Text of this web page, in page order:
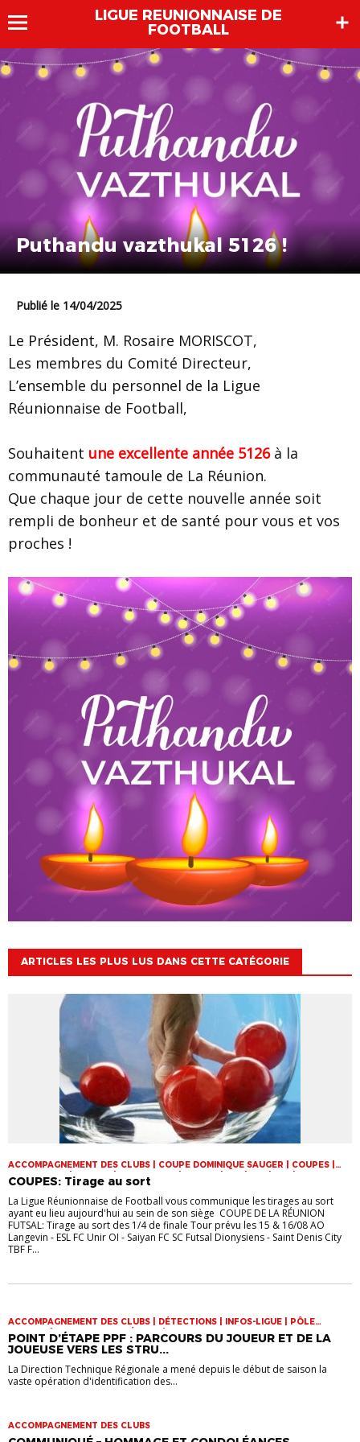
LIGUE REUNIONNAISE DE
FOOTBALL
Puthandu vazthukal 5126 !
Publié le 14/04/2025
Le Président, M. Rosaire MORISCOT,
Les membres du Comité Directeur,
L’ensemble du personnel de la Ligue
Réunionnaise de Football,
Souhaitent une excellente année 5126à la
communauté tamoule de La Réunion.
Que chaque jour de cette nouvelle année soit
rempli de bonheur et de santé pour vous et vos
proches !
ARTICLES LES PLUS LUS DANS CETTE CATÉGORIE
ACCOMPAGNEMENT DES CLUBS | COUPE DOMINIQUE SAUGER | COUPES |
FOOT LOISIR | FUTSAL | INFOS-LIGUE | JEUNES | U14 | U15 | U17 | VIE DES
CLUBS
COUPES: Tirage au sort
La Ligue Réunionnaise de Football vous communique les tirages au sort
ayant eu lieu aujourd'hui au sein de son siège COUPE DE LA RÉUNION
FUTSAL: Tirage au sort des 1/4 de finale Tour prévu les 15 & 16/08 AO
Langevin - ESL FC Unir OI - Saiyan FC SC Futsal Dionysiens - Saint Denis City
TBF F...
ACCOMPAGNEMENT DES CLUBS | DÉTECTIONS | INFOS-LIGUE | PÔLE
ESPOIRS | SPORT-ETUDE FÉMININ | VIE DES CLUBS
POINT D’ÉTAPE PPF : PARCOURS DU JOUEUR ET DE LA
JOUEUSE VERS LES STRU...
La Direction Technique Régionale a mené depuis le début de saison la
vaste opération d'identification des...
ACCOMPAGNEMENT DES CLUBS